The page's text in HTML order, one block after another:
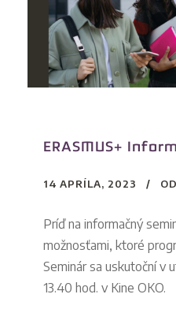
ERASMUS+
14 APRÍLA, 2023 OD
Príď na informačný
možnosťami, ktoré
Seminár sa uskutoční v
13.40 hod. v Kine OKO.